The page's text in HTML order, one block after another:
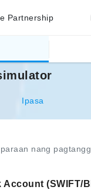
Partnership
Ipasa
nang
Account (SWIFT/